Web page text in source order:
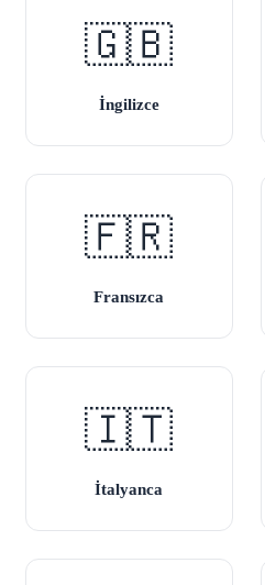
🇬🇧
İngilizce
🇫🇷
Fransızca
🇮🇹
İtalyanca